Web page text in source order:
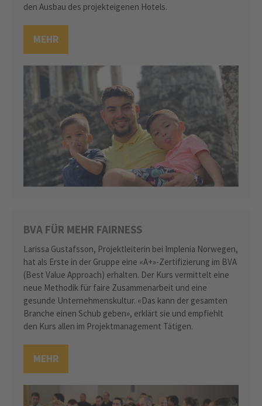
den Ausbau des projekteigenen Hotels.
MEHR
BVA FÜR MEHR FAIRNESS
Larissa Gustafsson, Projektleiterin bei Implenia Norwegen,
hat als Erste in der Gruppe eine «A+»-Zertifizierung im BVA
(Best Value Approach) erhalten. Der Kurs vermittelt eine
neue Methodik für faire Zusammenarbeit und eine
gesunde Unternehmenskultur. «Das kann der gesamten
Branche einen Schub geben», erklärt sie und empfiehlt
den Kurs allen im Projektmanagement Tätigen.
MEHR